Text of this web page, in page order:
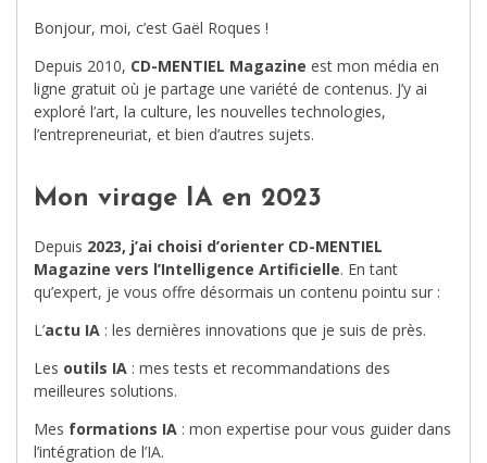
Bonjour, moi, c’est Gaël Roques !
Depuis 2010, CD-MENTIEL Magazine est mon média en
ligne gratuit où je partage une variété de contenus. J’y ai
exploré l’art, la culture, les nouvelles technologies,
l’entrepreneuriat, et bien d’autres sujets.
Mon virage IA en 2023
Depuis 2023, j’ai choisi d’orienter CD-MENTIEL
Magazine vers l’Intelligence Artificielle. En tant
qu’expert, je vous offre désormais un contenu pointu sur :
L’actu IA : les dernières innovations que je suis de près.
Les outils IA : mes tests et recommandations des
meilleures solutions.
Mes formations IA : mon expertise pour vous guider dans
l’intégration de l’IA.